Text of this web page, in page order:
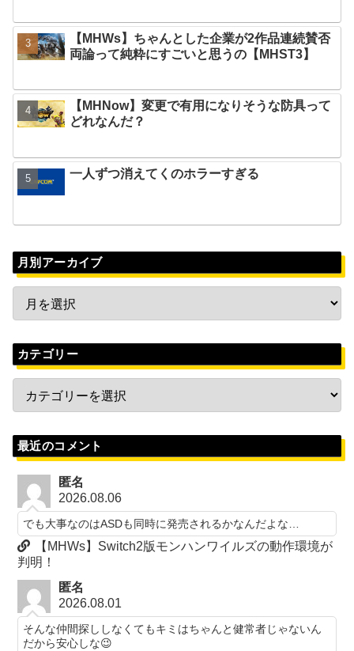
【MHWs】ちゃんとした企業が2作品連続賛否
両論って純粋にすごいと思うの【MHST3】
【MHNow】変更で有用になりそうな防具って
どれなんだ？
一人ずつ消えてくのホラーすぎる
月別アーカイブ
カテゴリー
最近のコメント
匿名
2026.08.06
でも大事なのはASDも同時に発売されるかなんだよな…
【MHWs】Switch2版モンハンワイルズの動作環境が
判明！
匿名
2026.08.01
そんな仲間探ししなくてもキミはちゃんと健常者じゃないん
だから安心しな😉